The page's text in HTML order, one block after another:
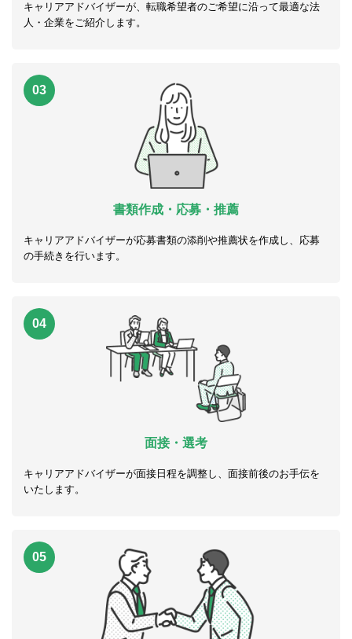
キャリアアドバイザーが、転職希望者のご希望に沿って最適な法
人・企業をご紹介します。
03
書類作成・応募・推薦
キャリアアドバイザーが応募書類の添削や推薦状を作成し、応募
の手続きを行います。
04
面接・選考
キャリアアドバイザーが面接日程を調整し、面接前後のお手伝を
いたします。
05